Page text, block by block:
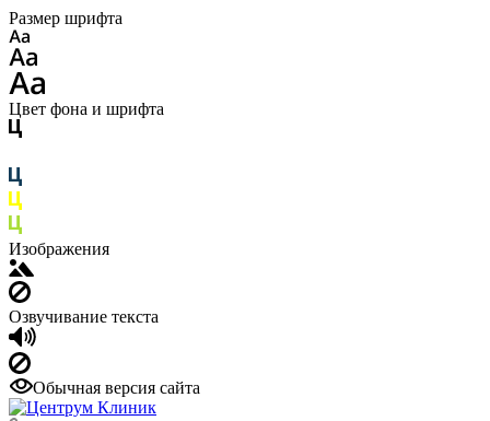
Размер шрифта
Цвет фона и шрифта
Изображения
Озвучивание текста
Обычная версия сайта